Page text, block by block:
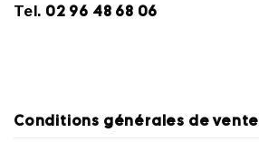
Tel. 02 96 48 68 06
Conditions générales de vente